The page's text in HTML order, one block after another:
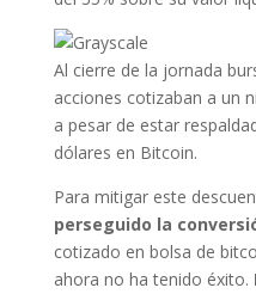
Al cierre de la jornada
acciones cotizaban a un
a pesar de estar
dólares en Bitcoin.
Para mitigar este
perseguido la
cotizado en bolsa de
ahora no ha tenido éxito.